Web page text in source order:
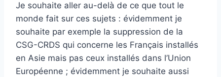
Je souhaite aller au-delà de ce que tout le
monde fait sur ces sujets : évidemment je
souhaite par exemple la suppression de la
CSG-CRDS qui concerne les Français installés
en Asie mais pas ceux installés dans l’Union
Européenne ; évidemment je souhaite aussi